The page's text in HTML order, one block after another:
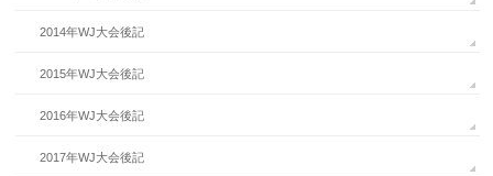
2014年WJ大会後記
2015年WJ大会後記
2016年WJ大会後記
2017年WJ大会後記